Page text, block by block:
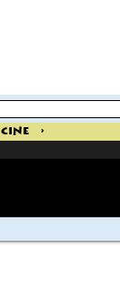
Cine
>